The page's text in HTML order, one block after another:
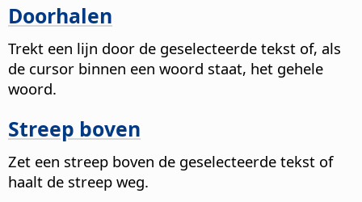
Doorhalen
Trekt een lijn door de geselecteerde tekst of, als
de cursor binnen een woord staat, het gehele
woord.
Streep boven
Zet een streep boven de geselecteerde tekst of
haalt de streep weg.